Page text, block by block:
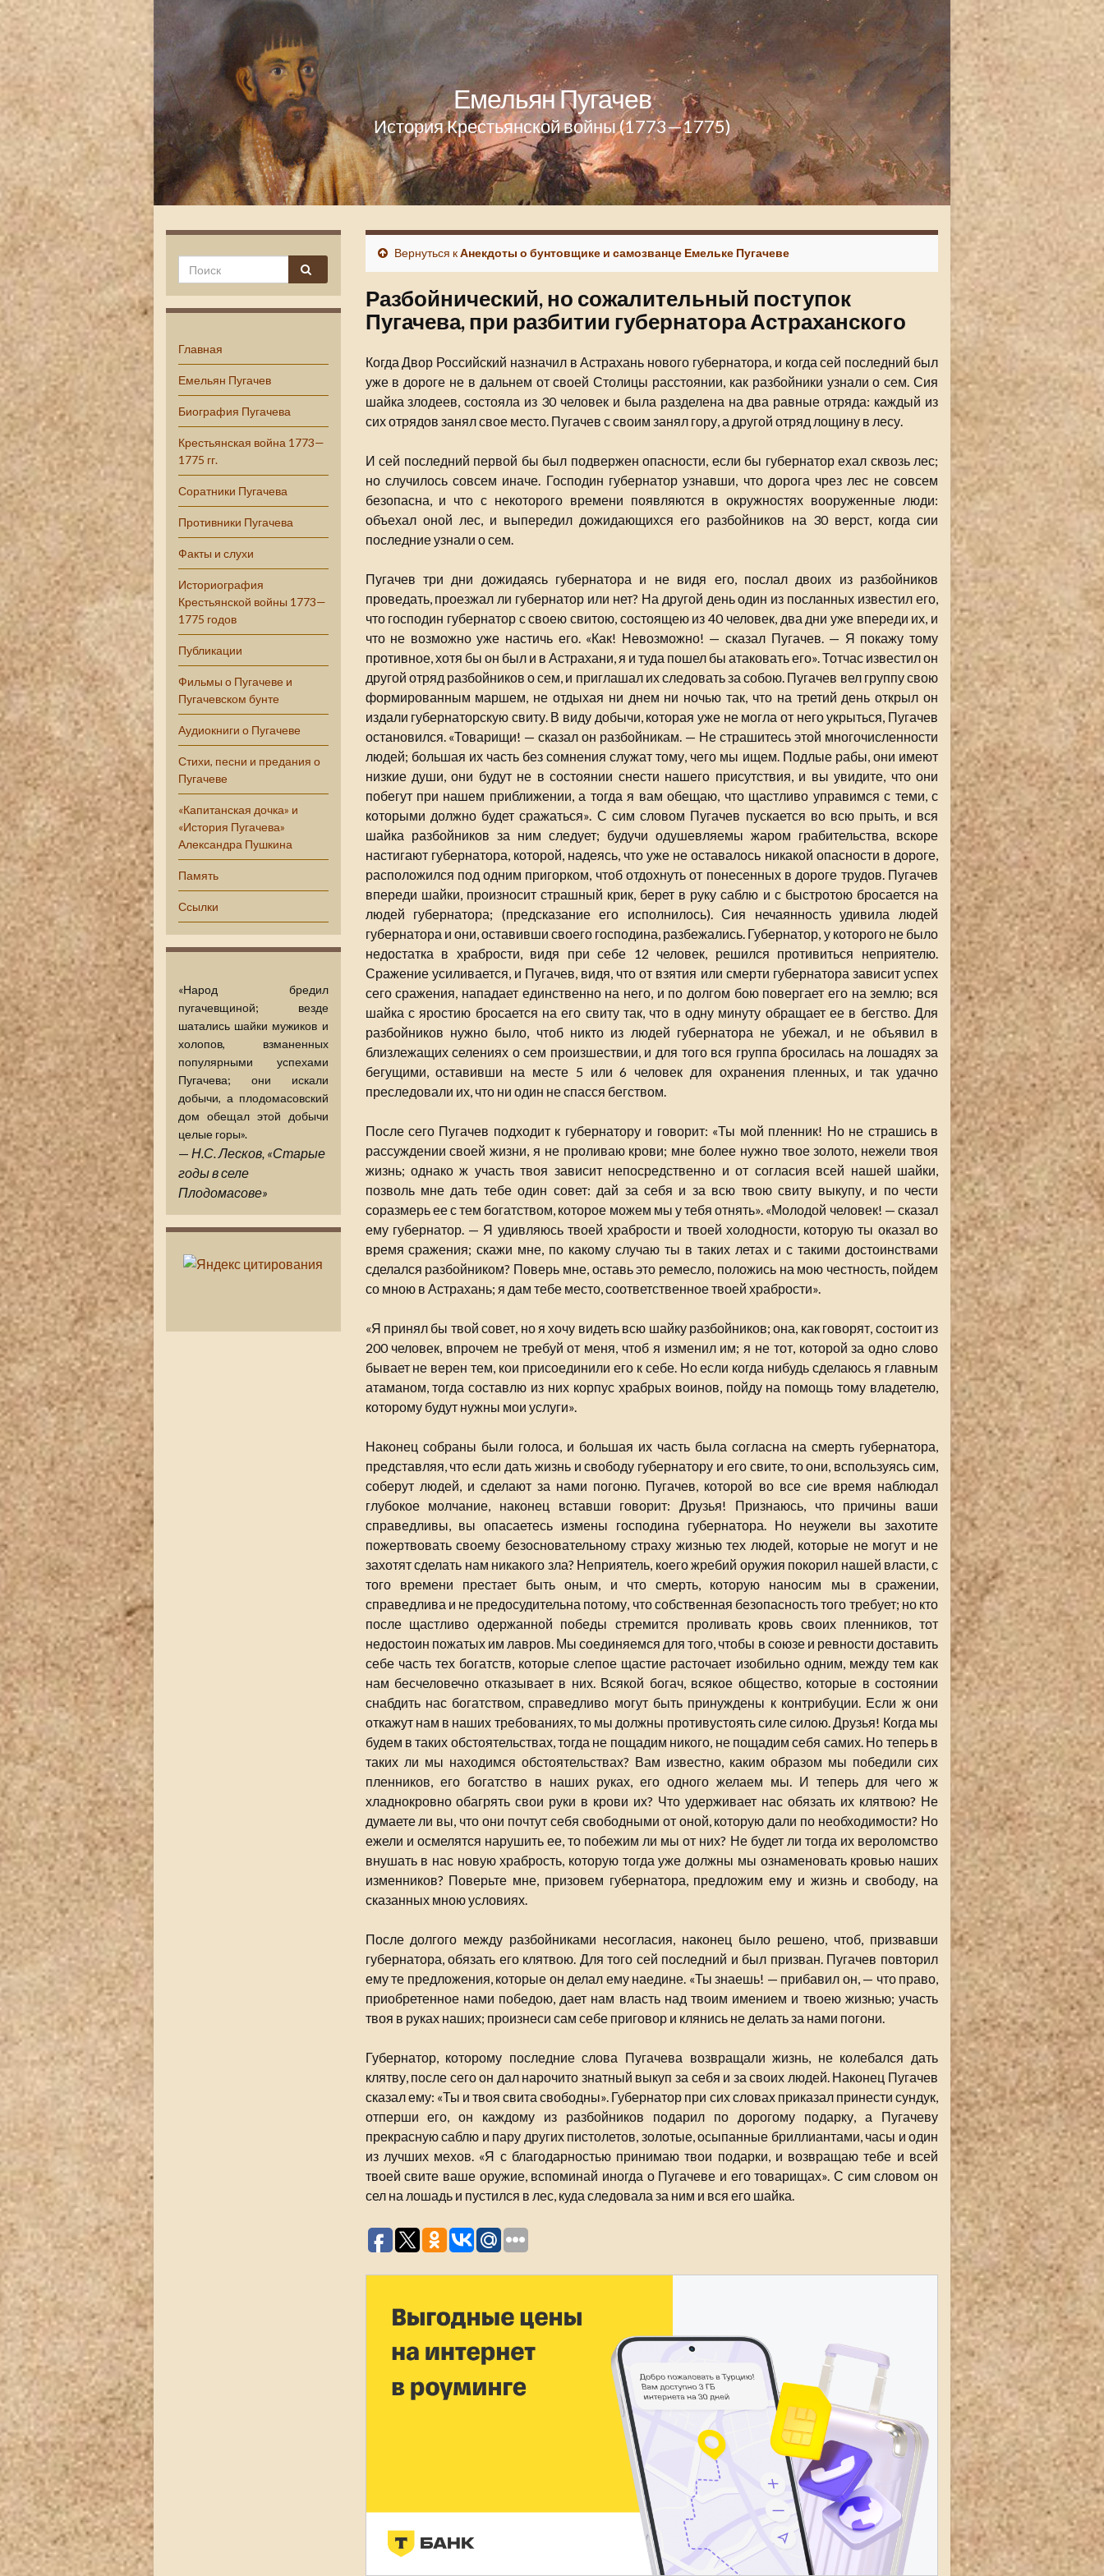
Емельян Пугачев
История Крестьянской войны (1773—1775)
Главная
Емельян Пугачев
Биография Пугачева
Крестьянская война 1773—
1775 гг.
Соратники Пугачева
Противники Пугачева
Факты и слухи
Историография
Крестьянской войны 1773—
1775 годов
Публикации
Фильмы о Пугачеве и
Пугачевском бунте
Аудиокниги о Пугачеве
Стихи, песни и предания о
Пугачеве
«Капитанская дочка» и
«История Пугачева»
Александра Пушкина
Память
Ссылки
«Народ бредил
пугачевщиной; везде
шатались шайки мужиков и
холопов, взманенных
популярными успехами
Пугачева; они искали
добычи, а плодомасовский
дом обещал этой добычи
целые горы».
— Н.С. Лесков, «Старые
годы в селе
Плодомасове»
Вернуться кАнекдоты о бунтовщике и самозванце Емельке Пугачеве
Разбойнический, но сожалительный поступок
Пугачева, при разбитии губернатора Астраханского
Когда Двор Российский назначил в Астрахань нового губернатора, и когда сей последний был
уже в дороге не в дальнем от своей Столицы расстоянии, как разбойники узнали о сем. Сия
шайка злодеев, состояла из 30 человек и была разделена на два равные отряда: каждый из
сих отрядов занял свое место. Пугачев с своим занял гору, а другой отряд лощину в лесу.
И сей последний первой бы был подвержен опасности, если бы губернатор ехал сквозь лес;
но случилось совсем иначе. Господин губернатор узнавши, что дорога чрез лес не совсем
безопасна, и что с некоторого времени появляются в окружностях вооруженные люди:
объехал оной лес, и выпередил дожидающихся его разбойников на 30 верст, когда сии
последние узнали о сем.
Пугачев три дни дожидаясь губернатора и не видя его, послал двоих из разбойников
проведать, проезжал ли губернатор или нет? На другой день один из посланных известил его,
что господин губернатор с своею свитою, состоящею из 40 человек, два дни уже впереди их, и
что не возможно уже настичь его. «Как! Невозможно! — сказал Пугачев. — Я покажу тому
противное, хотя бы он был и в Астрахани, я и туда пошел бы атаковать его». Тотчас известил он
другой отряд разбойников о сем, и приглашал их следовать за собою. Пугачев вел группу свою
формированным маршем, не отдыхая ни днем ни ночью так, что на третий день открыл он
издали губернаторскую свиту. В виду добычи, которая уже не могла от него укрыться, Пугачев
остановился. «Товарищи! — сказал он разбойникам. — Не страшитесь этой многочисленности
людей; большая их часть без сомнения служат тому, чего мы ищем. Подлые рабы, они имеют
низкие души, они будут не в состоянии снести нашего присутствия, и вы увидите, что они
побегут при нашем приближении, а тогда я вам обещаю, что щастливо управимся с теми, с
которыми должно будет сражаться». С сим словом Пугачев пускается во всю прыть, и вся
шайка разбойников за ним следует; будучи одушевляемы жаром грабительства, вскоре
настигают губернатора, которой, надеясь, что уже не оставалось никакой опасности в дороге,
расположился под одним пригорком, чтоб отдохнуть от понесенных в дороге трудов. Пугачев
впереди шайки, произносит страшный крик, берет в руку саблю и с быстротою бросается на
людей губернатора; (предсказание его исполнилось). Сия нечаянность удивила людей
губернатора и они, оставивши своего господина, разбежались. Губернатор, у которого не было
недостатка в храбрости, видя при себе 12 человек, решился противиться неприятелю.
Сражение усиливается, и Пугачев, видя, что от взятия или смерти губернатора зависит успех
сего сражения, нападает единственно на него, и по долгом бою повергает его на землю; вся
шайка с яростию бросается на его свиту так, что в одну минуту обращает ее в бегство. Для
разбойников нужно было, чтоб никто из людей губернатора не убежал, и не объявил в
близлежащих селениях о сем произшествии, и для того вся группа бросилась на лошадях за
бегущими, оставивши на месте 5 или 6 человек для охранения пленных, и так удачно
преследовали их, что ни один не спасся бегством.
После сего Пугачев подходит к губернатору и говорит: «Ты мой пленник! Но не страшись в
рассуждении своей жизни, я не проливаю крови; мне более нужно твое золото, нежели твоя
жизнь; однако ж участь твоя зависит непосредственно и от согласия всей нашей шайки,
позволь мне дать тебе один совет: дай за себя и за всю твою свиту выкупу, и по чести
соразмерь ее с тем богатством, которое можем мы у тебя отнять». «Молодой человек! — сказал
ему губернатор. — Я удивляюсь твоей храбрости и твоей холодности, которую ты оказал во
время сражения; скажи мне, по какому случаю ты в таких летах и с такими достоинствами
сделался разбойником? Поверь мне, оставь это ремесло, положись на мою честность, пойдем
со мною в Астрахань; я дам тебе место, соответственное твоей храбрости».
«Я принял бы твой совет, но я хочу видеть всю шайку разбойников; она, как говорят, состоит из
200 человек, впрочем не требуй от меня, чтоб я изменил им; я не тот, которой за одно слово
бывает не верен тем, кои присоединили его к себе. Но если когда нибудь сделаюсь я главным
атаманом, тогда составлю из них корпус храбрых воинов, пойду на помощь тому владетелю,
которому будут нужны мои услуги».
Наконец собраны были голоса, и большая их часть была согласна на смерть губернатора,
представляя, что если дать жизнь и свободу губернатору и его свите, то они, вспользуясь сим,
соберут людей, и сделают за нами погоню. Пугачев, которой во все cиe время наблюдал
глубокое молчание, наконец вставши говорит: Друзья! Признаюсь, что причины ваши
справедливы, вы опасаетесь измены господина губернатора. Но неужели вы захотите
пожертвовать своему безосновательному страху жизнью тех людей, которые не могут и не
захотят сделать нам никакого зла? Неприятель, коего жребий оружия покорил нашей власти, с
того времени престает быть оным, и что смерть, которую наносим мы в сражении,
справедлива и не предосудительна потому, что собственная безопасность того требует; но кто
после щастливо одержанной победы стремится проливать кровь своих пленников, тот
недостоин пожатых им лавров. Мы соединяемся для того, чтобы в союзе и ревности доставить
себе часть тех богатств, которые слепое щастие расточает изобильно одним, между тем как
нам бесчеловечно отказывает в них. Всякой богач, всякое общество, которые в состоянии
снабдить нас богатством, справедливо могут быть принуждены к контрибуции. Если ж они
откажут нам в наших требованиях, то мы должны противустоять силе силою. Друзья! Когда мы
будем в таких обстоятельствах, тогда не пощадим никого, не пощадим себя самих. Но теперь в
таких ли мы находимся обстоятельствах? Вам известно, каким образом мы победили сих
пленников, его богатство в наших руках, его одного желаем мы. И теперь для чего ж
хладнокровно обагрять свои руки в крови их? Что удерживает нас обязать их клятвою? Не
думаете ли вы, что они почтут себя свободными от оной, которую дали по необходимости? Но
ежели и осмелятся нарушить ее, то побежим ли мы от них? Не будет ли тогда их вероломство
внушать в нас новую храбрость, которую тогда уже должны мы ознаменовать кровью наших
изменников? Поверьте мне, призовем губернатора, предложим ему и жизнь и свободу, на
сказанных мною условиях.
После долгого между разбойниками несогласия, наконец было решено, чтоб, призвавши
губернатора, обязать его клятвою. Для того сей последний и был призван. Пугачев повторил
ему те предложения, которые он делал ему наедине. «Ты знаешь! — прибавил он, — что право,
приобретенное нами победою, дает нам власть над твоим имением и твоею жизнью; участь
твоя в руках наших; произнеси сам себе приговор и клянись не делать за нами погони.
Губернатор, которому последние слова Пугачева возвращали жизнь, не колебался дать
клятву, после сего он дал нарочито знатный выкуп за себя и за своих людей. Наконец Пугачев
сказал ему: «Ты и твоя свита свободны». Губернатор при сих словах приказал принести сундук,
отперши его, он каждому из разбойников подарил по дорогому подарку, а Пугачеву
прекрасную саблю и пару других пистолетов, золотые, осыпанные бриллиантами, часы и один
из лучших мехов. «Я с благодарностью принимаю твои подарки, и возвращаю тебе и всей
твоей свите ваше оружие, вспоминай иногда о Пугачеве и его товарищах». С сим словом он
сел на лошадь и пустился в лес, куда следовала за ним и вся его шайка.